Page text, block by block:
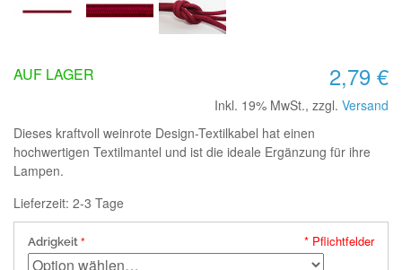
2,79 €
Inkl. 19% MwSt., zzgl. Versand
AUF LAGER
Dieses kraftvoll weinrote Design-Textilkabel hat einen
hochwertigen Textilmantel und ist die ideale Ergänzung für ihre
Lampen.
Lieferzeit: 2-3 Tage
Adrigkeit * Pflichtfelder